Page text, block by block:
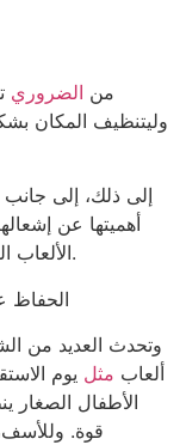
من الضروري
وليتنظيف المكان
إلى ذلك، إلى جانب
أهميتها عن
الألعاب المائية، انقعها في عدد الساعات السابقة منها.
الحفاظ
وتحدث العديد من
ألعاب مثل يوم
الأطفال الصغار
قوة.